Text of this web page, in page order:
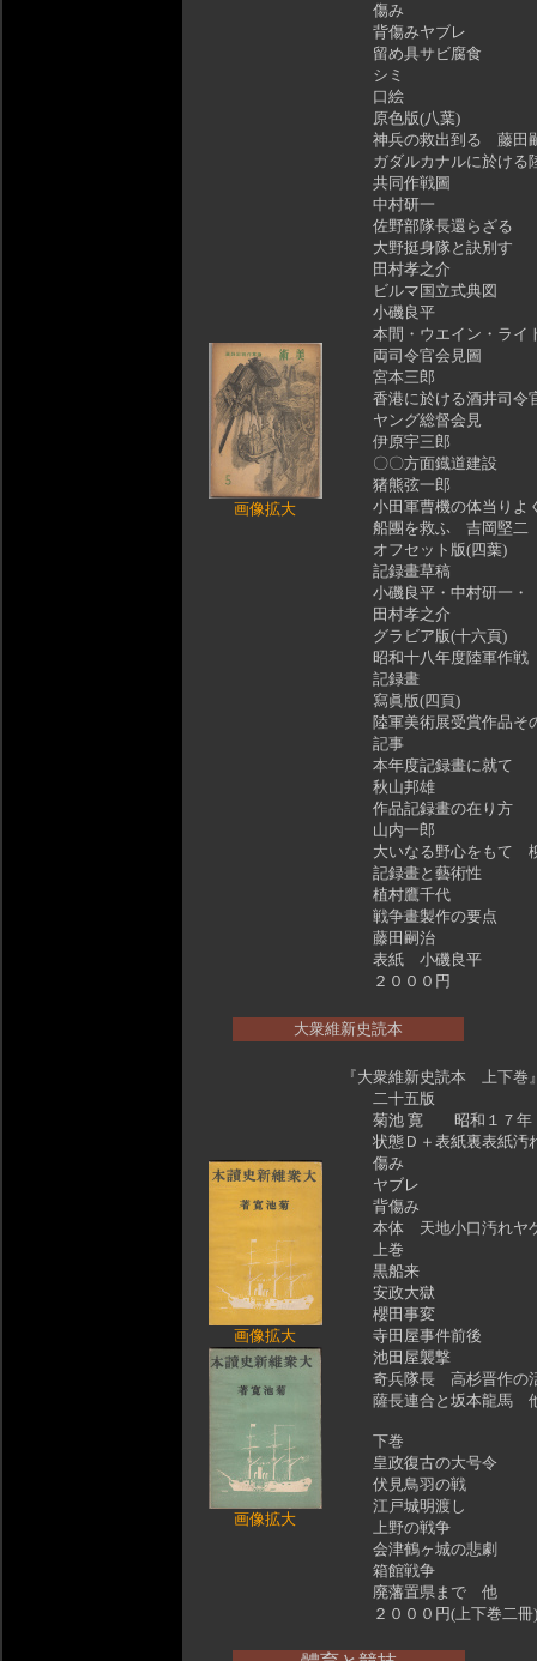
画像拡大
傷み
背傷みヤブレ
留め具サビ腐食
シミ
口絵
原色版(八葉)
神兵の救出到る 藤田
ガダルカナルに於ける
共同作戦圖
中村研一
佐野部隊長還らざる
大野挺身隊と訣別す
田村孝之介
ビルマ国立式典図
小磯良平
本間・ウエイン・ライ
両司令官会見圖
宮本三郎
香港に於ける酒井司令
ヤング総督会見
伊原宇三郎
〇〇方面鐡道建設
猪熊弦一郎
小田軍曹機の体当りよ
船團を救ふ 吉岡堅二
オフセット版(四葉)
記録畫草稿
小磯良平・中村研一・
田村孝之介
グラビア版(十六頁)
昭和十八年度陸軍作戦
記録畫
寫眞版(四頁)
陸軍美術展受賞作品そ
記事
本年度記録畫に就て
秋山邦雄
作品記録畫の在り方
山内一郎
大いなる野心をもて
記録畫と藝術性
植村鷹千代
戦争畫製作の要点
藤田嗣治
表紙 小磯良平
２０００円
大衆維新史読本
画像拡大
画像拡大
『大衆維新史読本 上下巻
二十五版
菊池 寛 昭和１７年
状態Ｄ＋表紙裏表紙汚
傷み
ヤブレ
背傷み
本体 天地小口汚れヤ
上巻
黒船来
安政大獄
櫻田事変
寺田屋事件前後
池田屋襲撃
奇兵隊長 高杉晋作の
薩長連合と坂本龍馬
下巻
皇政復古の大号令
伏見鳥羽の戦
江戸城明渡し
上野の戦争
会津鶴ヶ城の悲劇
箱館戦争
廃藩置県まで 他
２０００円(上下巻二冊)